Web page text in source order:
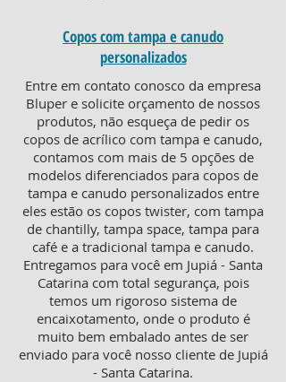
Copos com tampa e canudo
personalizados
Entre em contato conosco da empresa
Bluper e solicite orçamento de nossos
produtos, não esqueça de pedir os
copos de acrílico com tampa e canudo,
contamos com mais de 5 opções de
modelos diferenciados para copos de
tampa e canudo personalizados entre
eles estão os copos twister, com tampa
de chantilly, tampa space, tampa para
café e a tradicional tampa e canudo.
Entregamos para você em Jupiá - Santa
Catarina com total segurança, pois
temos um rigoroso sistema de
encaixotamento, onde o produto é
muito bem embalado antes de ser
enviado para você nosso cliente de Jupiá
- Santa Catarina.